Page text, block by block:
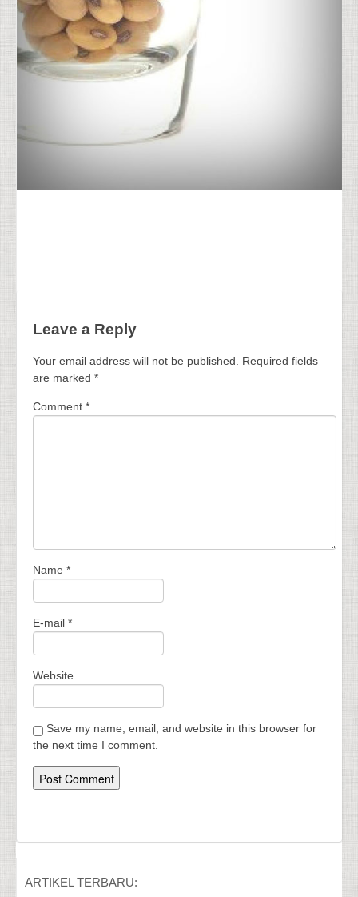
Leave a Reply
Your email address will not be published.
Required fields
are marked *
Comment *
Name *
E-mail *
Website
Save my name, email, and website in this browser for
the next time I comment.
ARTIKEL TERBARU: